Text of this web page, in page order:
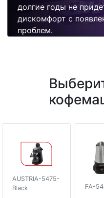
долгие годы не
дискомфорт с
проблем.
AUSTRIA-5475-
Black
FA-